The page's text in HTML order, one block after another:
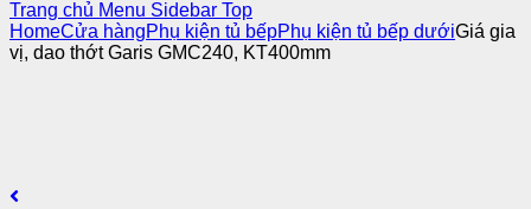
Trang chủ Menu Sidebar Top
HomeCửa hàngPhụ kiện tủ bếpPhụ kiện tủ bếp dướiGiá gia
vị, dao thớt Garis GMC240, KT400mm